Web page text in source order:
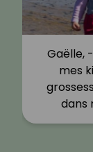
Gaëlle,
mes
dans